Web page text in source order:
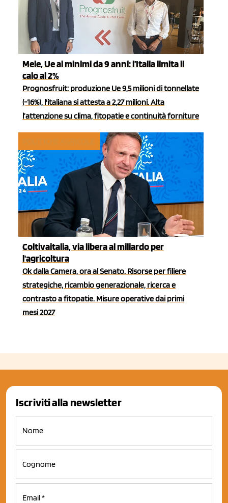
Mele, Ue ai minimi da 9 anni: l’Italia limita il
calo al 2%
Prognosfruit: produzione Ue 9,5 milioni di tonnellate
(-16%), l'italiana si attesta a 2,27 milioni. Alta
l’attenzione su clima, fitopatie e continuità forniture
Coltivaitalia, via libera al miliardo per
l'agricoltura
Ok dalla Camera, ora al Senato. Risorse per filiere
strategiche, ricambio generazionale, ricerca e
contrasto a fitopatie. Misure operative dai primi
mesi 2027
Iscriviti alla newsletter